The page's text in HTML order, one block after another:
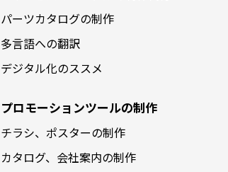
パーツカタログの制作
多言語への翻訳
デジタル化のススメ
プロモーションツールの制作
チラシ、ポスターの制作
カタログ、会社案内の制作